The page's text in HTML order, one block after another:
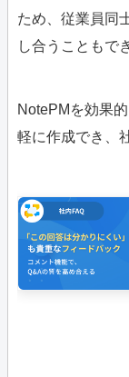
ため、従業員同
し合うこともで
NotePMを効果
軽に作成でき、